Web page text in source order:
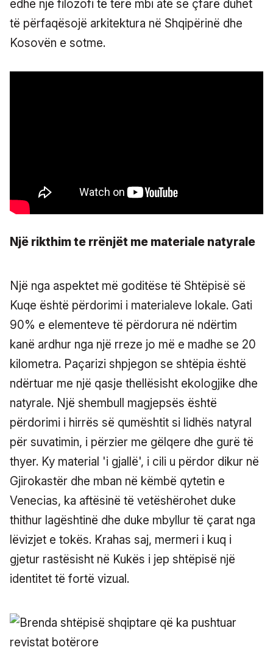
edhe një filozofi të tërë mbi atë se çfarë duhet
të përfaqësojë arkitektura në Shqipërinë dhe
Kosovën e sotme.
Një rikthim te rrënjët me materiale natyrale
Një nga aspektet më goditëse të Shtëpisë së
Kuqe është përdorimi i materialeve lokale. Gati
90% e elementeve të përdorura në ndërtim
kanë ardhur nga një rreze jo më e madhe se 20
kilometra. Paçarizi shpjegon se shtëpia është
ndërtuar me një qasje thellësisht ekologjike dhe
natyrale. Një shembull magjepsës është
përdorimi i hirrës së qumështit si lidhës natyral
për suvatimin, i përzier me gëlqere dhe gurë të
thyer. Ky material 'i gjallë', i cili u përdor dikur në
Gjirokastër dhe mban në këmbë qytetin e
Venecias, ka aftësinë të vetëshërohet duke
thithur lagështinë dhe duke mbyllur të çarat nga
lëvizjet e tokës. Krahas saj, mermeri i kuq i
gjetur rastësisht në Kukës i jep shtëpisë një
identitet të fortë vizual.